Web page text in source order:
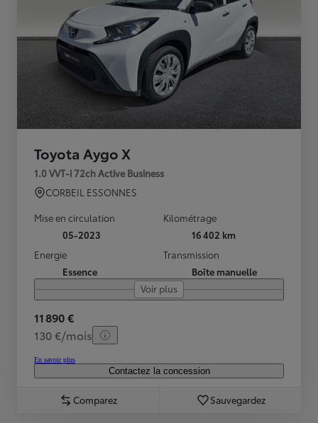
Toyota Aygo X
1.0 VVT-i 72ch Active Business
CORBEIL ESSONNES
Mise en circulation
05-2023
Kilométrage
16 402 km
Energie
Essence
Transmission
Boîte manuelle
Voir plus
11 890 €
130 €/mois
En savoir plus
Contactez la concession
Comparez Sauvegardez